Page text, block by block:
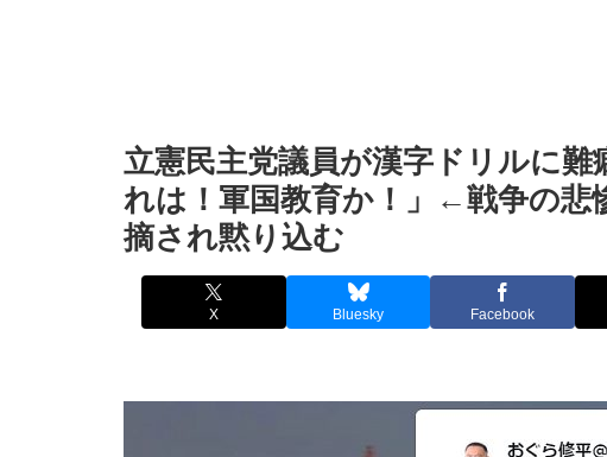
立憲民主党議員が漢字ドリルに
れは！軍国教育か！」←戦争の悲
摘され黙り込む
X Bluesky Facebook